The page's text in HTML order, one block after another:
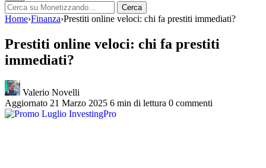
Cerca Cerca
Home›Finanza›Prestiti online veloci: chi fa prestiti immediati?
Prestiti online veloci: chi fa prestiti
immediati?
Valerio Novelli
Aggiornato 21 Marzo 2025 6 min di lettura 0 commenti